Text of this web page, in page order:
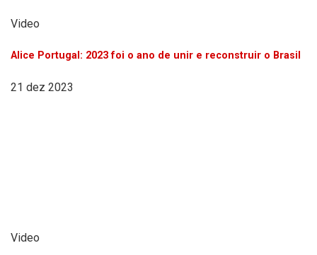
Video
Alice Portugal: 2023 foi o ano de unir e reconstruir o Brasil
21 dez 2023
Video